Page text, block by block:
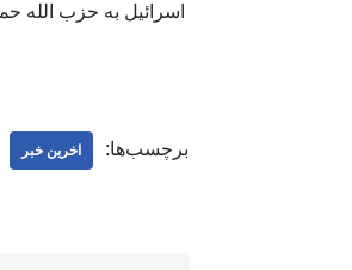
اسرائیل به حزب ‌الله
برچسب‌ها: اخرین خبر